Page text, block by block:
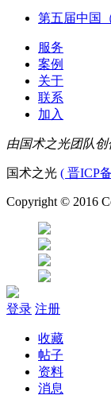
第五届中国
服务
案例
关于
联系
加入
由国术之光团队创
国术之光 ( 晋ICP
Copyright © 2016
登录 注册
收藏
帖子
资料
消息